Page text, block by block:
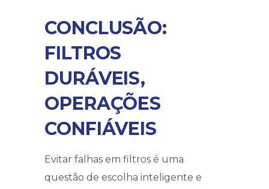
CONCLUSÃO:
FILTROS
DURÁVEIS,
OPERAÇÕES
CONFIÁVEIS
Evitar falhas em filtros é uma
questão de escolha inteligente e